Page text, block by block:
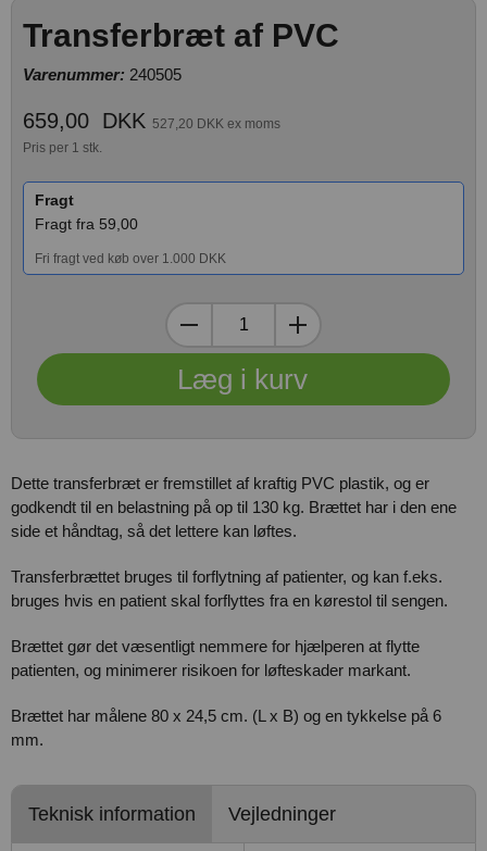
Transferbræt af PVC
Varenummer: 240505
659,00 DKK 527,20 DKK ex moms
Pris per 1 stk.
Fragt
Fragt fra 59,00
Fri fragt ved køb over 1.000 DKK
Dette transferbræt er fremstillet af kraftig PVC plastik, og er
godkendt til en belastning på op til 130 kg. Brættet har i den ene
side et håndtag, så det lettere kan løftes.
Transferbrættet bruges til forflytning af patienter, og kan f.eks.
bruges hvis en patient skal forflyttes fra en kørestol til sengen.
Brættet gør det væsentligt nemmere for hjælperen at flytte
patienten, og minimerer risikoen for løfteskader markant.
Brættet har målene 80 x 24,5 cm. (L x B) og en tykkelse på 6
mm.
Teknisk information Vejledninger